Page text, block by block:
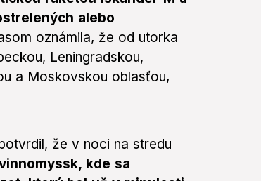
alebo
oznámila, že od utorka
Leningradskou,
a Moskovskou oblasťou,
že v noci na stredu
kde sa